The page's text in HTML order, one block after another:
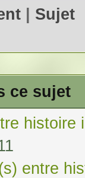
| Sujet
ce sujet
histoire
entre